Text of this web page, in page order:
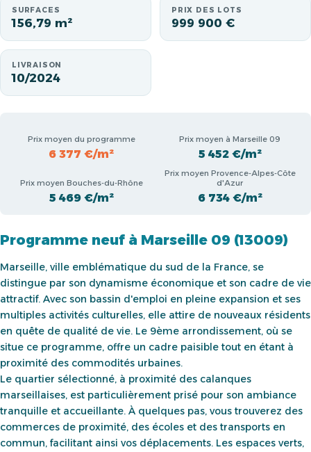
SURFACES
156,79 m²
PRIX DES LOTS
999 900 €
LIVRAISON
10/2024
Prix moyen du programme
6 377 €/m²
Prix moyen à Marseille 09
5 452 €/m²
Prix moyen Bouches-du-Rhône
5 469 €/m²
Prix moyen Provence-Alpes-Côte
d'Azur
6 734 €/m²
Programme neuf à Marseille 09 (13009)
Marseille, ville emblématique du sud de la France, se
distingue par son dynamisme économique et son cadre de vie
attractif. Avec son bassin d'emploi en pleine expansion et ses
multiples activités culturelles, elle attire de nouveaux résidents
en quête de qualité de vie. Le 9ème arrondissement, où se
situe ce programme, offre un cadre paisible tout en étant à
proximité des commodités urbaines.
Le quartier sélectionné, à proximité des calanques
marseillaises, est particulièrement prisé pour son ambiance
tranquille et accueillante. À quelques pas, vous trouverez des
commerces de proximité, des écoles et des transports en
commun, facilitant ainsi vos déplacements. Les espaces verts,